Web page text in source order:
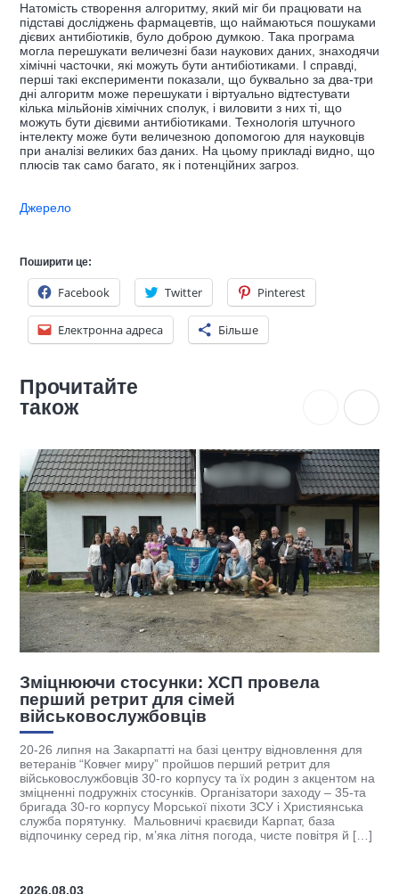
Натомість створення алгоритму, який міг би працювати на
підставі досліджень фармацевтів, що наймаються пошуками
дієвих антибіотиків, було доброю думкою. Така програма
могла перешукати величезні бази наукових даних, знаходячи
хімічні часточки, які можуть бути антибіотиками. І справді,
перші такі експерименти показали, що буквально за два-три
дні алгоритм може перешукати і віртуально відтестувати
кілька мільйонів хімічних сполук, і виловити з них ті, що
можуть бути дієвими антибіотиками. Технологія штучного
інтелекту може бути величезною допомогою для науковців
при аналізі великих баз даних. На цьому прикладі видно, що
плюсів так само багато, як і потенційних загроз.
Джерело
Поширити це:
Facebook Twitter Pinterest
Електронна адреса Більше
Прочитайте
також
ХСП провела
сімей
на базі центру відновлення для
пройшов перший ретрит для
го корпусу та їх родин з акцентом на
Організатори заходу – 35-та
піхоти ЗСУ і Християнська
краєвиди Карпат, база
літня погода, чисте повітря й […]
ХСП розпочала
гуманітарний університет
“ЛЮКС МУНДІ” підписали
співробітництво.
освітніх програм,
супроводу та реалізацію
ветеранів,
координатора ХСП Андрія
об’єднання ресурсів